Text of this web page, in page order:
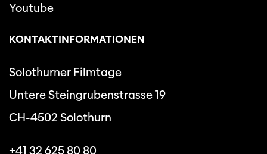
Youtube
KONTAKTINFORMATIONEN
Solothurner Filmtage
Untere Steingrubenstrasse 19
CH-4502 Solothurn
+41 32 625 80 80